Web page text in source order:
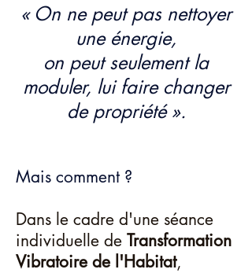
« On ne peut pas nettoyer
une énergie,
on peut seulement la
moduler, lui faire changer
de propriété ».
Mais comment ?
Dans le cadre d'une séance
individuelle de Transformation
Vibratoire de l'Habitat,